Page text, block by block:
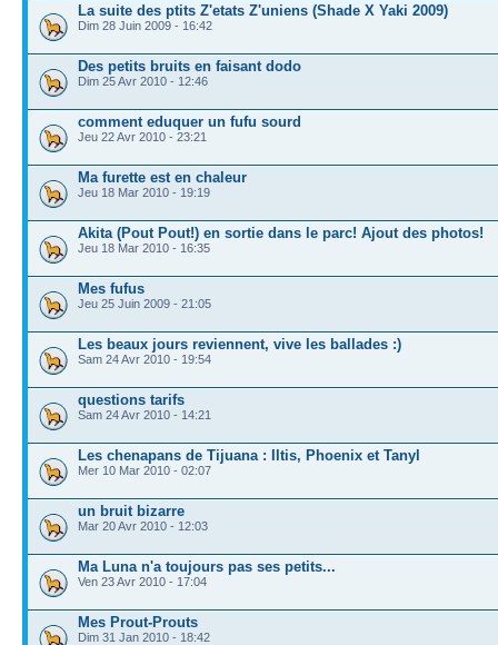
La suite des ptits Z'etats Z'uniens (Shade X Yaki 2009)
Dim 28 Juin 2009 - 16:42
Des petits bruits en faisant dodo
Dim 25 Avr 2010 - 12:46
comment eduquer un fufu sourd
Jeu 22 Avr 2010 - 23:21
Ma furette est en chaleur
Jeu 18 Mar 2010 - 19:19
Akita (Pout Pout!) en sortie dans le parc! Ajout des photos!
Jeu 18 Mar 2010 - 16:35
Mes fufus
Jeu 25 Juin 2009 - 21:05
Les beaux jours reviennent, vive les ballades :)
Sam 24 Avr 2010 - 19:54
questions tarifs
Sam 24 Avr 2010 - 14:21
Les chenapans de Tijuana : Iltis, Phoenix et Tanyl
Mer 10 Mar 2010 - 02:07
un bruit bizarre
Mar 20 Avr 2010 - 12:03
Ma Luna n'a toujours pas ses petits...
Ven 23 Avr 2010 - 17:04
Mes Prout-Prouts
Dim 31 Jan 2010 - 18:42